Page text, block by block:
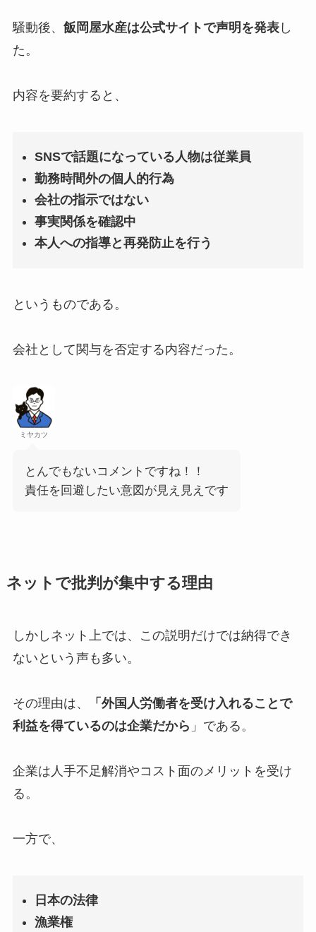
騒動後、 飯岡屋水産は公式サイトで声明を発表し
た。
内容を要約すると、
SNSで話題になっている人物は従業員
勤務時間外の個人的行為
会社の指示ではない
事実関係を確認中
本人への指導と再発防止を行う
というものである。
会社として関与を否定する内容だった。
ミヤカツ
とんでもないコメントですね！！
責任を回避したい意図が見え見えです
ネットで批判が集中する理由
しかしネット上では、この説明だけでは納得でき
ないという声も多い。
その理由は、
「外国人労働者を受け入れることで
利益を得ているのは企業だから 」である。
企業は人手不足解消やコスト面のメリットを受け
る。
一方で、
日本の法律
漁業権